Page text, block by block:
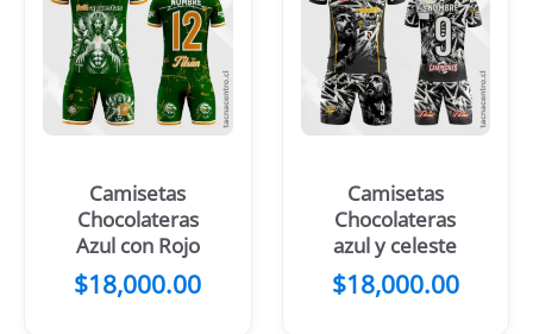
Camisetas
Chocolateras
Azul con Rojo
$18,000.00
Camisetas
Chocolateras
azul y celeste
$18,000.00